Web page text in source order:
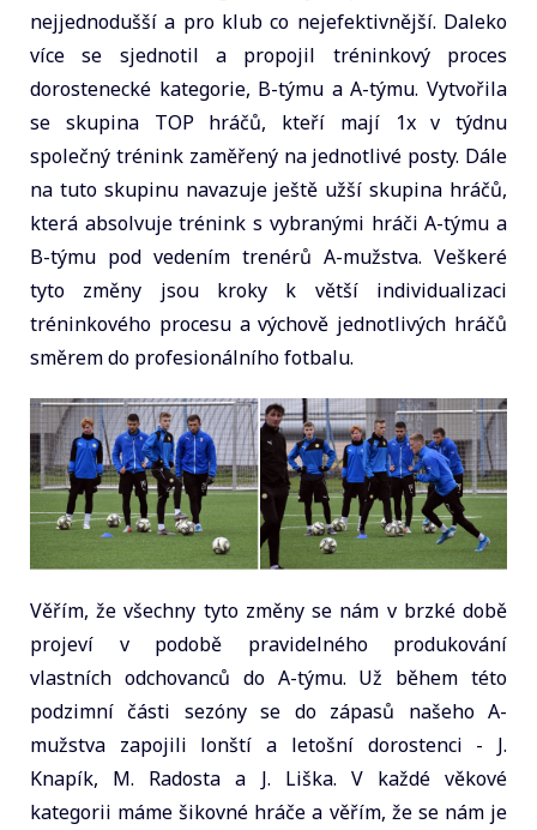
nejjednodušší a pro klub co nejefektivnější. Daleko
více se sjednotil a propojil tréninkový proces
dorostenecké kategorie, B-týmu a A-týmu. Vytvořila
se skupina TOP hráčů, kteří mají 1x v týdnu
společný trénink zaměřený na jednotlivé posty. Dále
na tuto skupinu navazuje ještě užší skupina hráčů,
která absolvuje trénink s vybranými hráči A-týmu a
B-týmu pod vedením trenérů A-mužstva. Veškeré
tyto změny jsou kroky k větší individualizaci
tréninkového procesu a výchově jednotlivých hráčů
směrem do profesionálního fotbalu.
Věřím, že všechny tyto změny se nám v brzké době
projeví v podobě pravidelného produkování
vlastních odchovanců do A-týmu. Už během této
podzimní části sezóny se do zápasů našeho A-
mužstva zapojili lonští a letošní dorostenci - J.
Knapík, M. Radosta a J. Liška. V každé věkové
kategorii máme šikovné hráče a věřím, že se nám je